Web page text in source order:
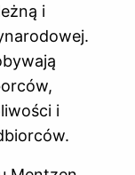
i
i